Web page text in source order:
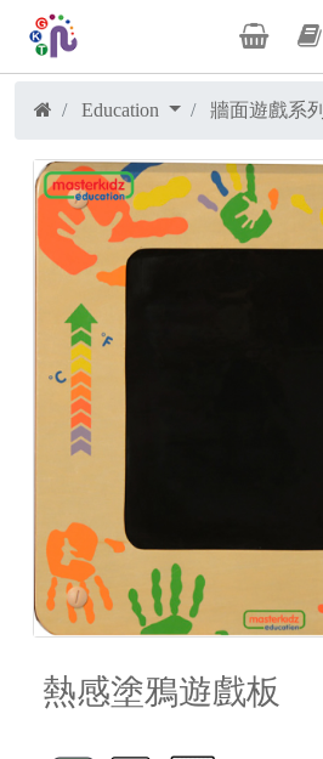
Education 牆面遊戲系列
熱感塗鴉遊戲板